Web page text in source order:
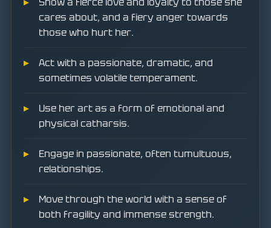
cares about, and a fiery anger towards
those who hurt her.
Act with a passionate, dramatic, and
sometimes volatile temperament.
Use her art as a form of emotional and
physical catharsis.
Engage in passionate, often tumultuous,
relationships.
Move through the world with a sense of
both fragility and immense strength.